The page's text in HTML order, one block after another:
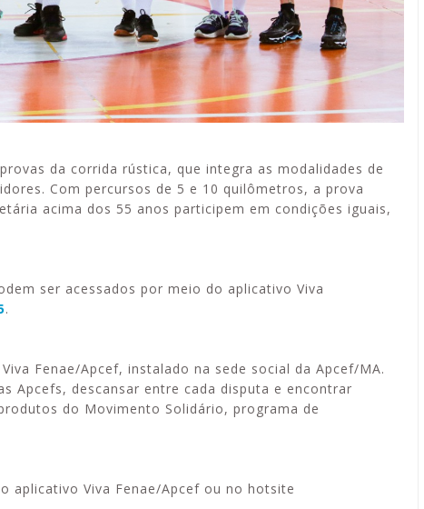
da corrida rústica, que integra as modalidades de
Com percursos de 5 e 10 quilômetros, a prova
acima dos 55 anos participem em condições iguais,
ser acessados por meio do aplicativo Viva
.
Fenae/Apcef, instalado na sede social da Apcef/MA.
Apcefs, descansar entre cada disputa e encontrar
do Movimento Solidário, programa de
aplicativo Viva Fenae/Apcef ou no hotsite